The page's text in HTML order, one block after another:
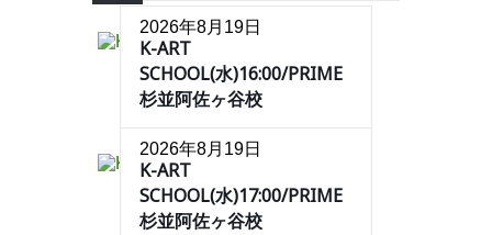
2026年8月19日
K-ART
SCHOOL(水)16:00/PRIME
杉並阿佐ヶ谷校
2026年8月19日
K-ART
SCHOOL(水)17:00/PRIME
杉並阿佐ヶ谷校